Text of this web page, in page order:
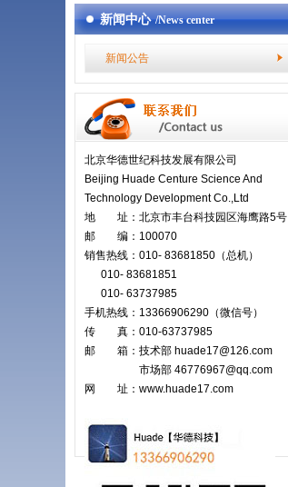
新闻中心 /News center
新闻公告
北京华德世纪科技发展有限公司
Beijing Huade Centure Science And
Technology Development Co.,Ltd
地 址：北京市丰台科技园区海鹰路5号
邮 编：100070
销售热线：010- 83681850（总机）
010- 83681851
010- 63737985
手机热线：13366906290（微信号）
传 真：010-63737985
邮 箱：技术部 huade17@126.com
市场部 46776967@qq.com
网 址：www.huade17.com